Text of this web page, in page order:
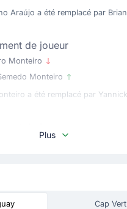
Araújo a été remplacé par
de joueur
Monteiro
Monteiro
a été remplacé par
remplace Kevin Pina pour Cap
Plus
Cap Vert